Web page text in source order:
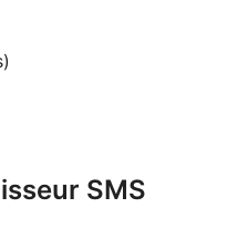
SMS